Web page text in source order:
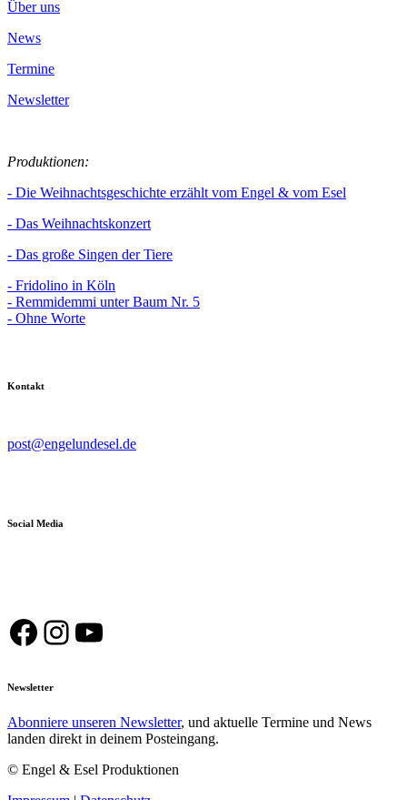
Über uns
News
Termine
Newsletter
Produktionen:
- Die Weihnachtsgeschichte erzählt vom Engel & vom Esel
- Das Weihnachtskonzert
- Das große Singen der Tiere
- Fridolino in Köln
- Remmidemmi unter Baum Nr. 5
- Ohne Worte
Kontakt
post@engelundesel.de
Social Media
Facebook
Instagram
YouTube
Newsletter
Abonniere unseren Newsletter, und aktuelle Termine und News
landen direkt in deinem Posteingang.
© Engel & Esel Produktionen